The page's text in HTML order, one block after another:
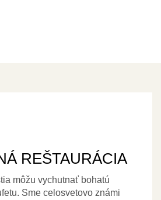
REŠTAURÁCIA
môžu vychutnať bohatú
Sme celosvetovo známi